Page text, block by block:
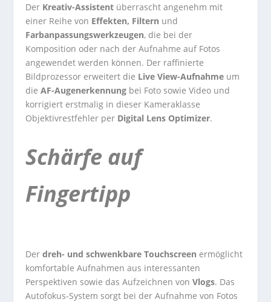
Der Kreativ-Assistent überrascht angenehm mit
einer Reihe von Effekten, Filtern und
Farbanpassungswerkzeugen, die bei der
Komposition oder nach der Aufnahme auf Fotos
angewendet werden können. Der raffinierte
Bildprozessor erweitert die Live View-Aufnahme um
dieAF-Augenerkennung bei Foto sowie Video und
korrigiert erstmalig in dieser Kameraklasse
Objektivrestfehler per Digital Lens Optimizer.
Schärfe auf
Fingertipp
Derdreh- und schwenkbare Touchscreen ermöglicht
komfortable Aufnahmen aus interessanten
Perspektiven sowie das Aufzeichnen von Vlogs. Das
Autofokus-System sorgt bei der Aufnahme von Fotos